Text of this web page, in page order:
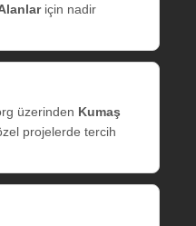
için nadir
üzerinden Kumaş
projelerde tercih